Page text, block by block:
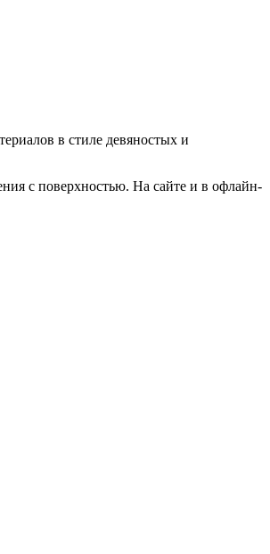
в стиле девяностых и
с поверхностью. На сайте и в офлайн-